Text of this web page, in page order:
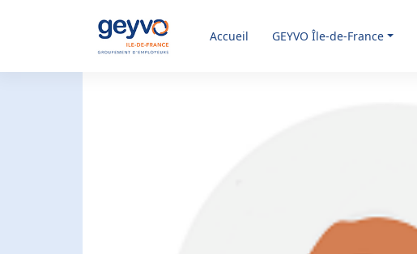
Accueil GEYVOÎle-de-France